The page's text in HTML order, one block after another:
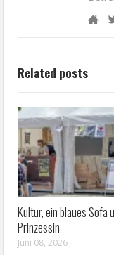
Related posts
Kultur, ein blaues Sofa
Prinzessin
Juni 08, 2026